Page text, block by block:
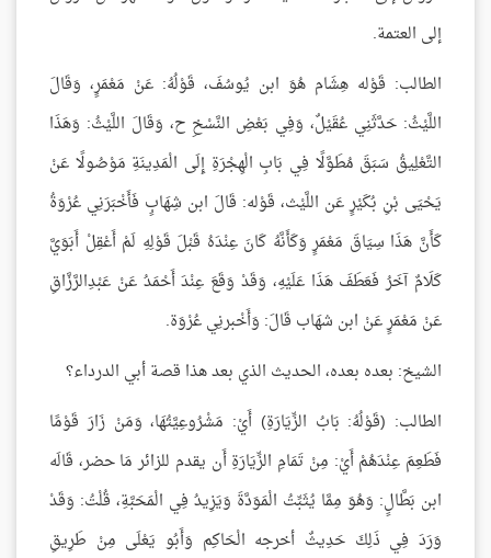
إلى العتمة.
الطالب: قَوْله هِشَام هُوَ ابن يُوسُفَ، قَوْلُهُ: عَنْ مَعْمَرٍ، وَقَالَ
اللَّيْثُ: حَدَّثَنِي عُقَيْلٌ، وَفِي بَعْضِ النَّسْخِ ح، وَقَالَ اللَّيْثُ: وَهَذَا
التَّعْلِيقُ سَبَقَ مُطَوَّلًا فِي بَابِ الْهِجْرَةِ إِلَى الْمَدِينَةِ مَوْصُولًا عَنْ
يَحْيَى بْنِ بُكَيْرٍ عَن اللَّيْث، قَوْله: قَالَ ابن شِهَابٍ فَأَخْبَرَنِي عُرْوَةُ
كَأَنَّ هَذَا سِيَاقَ مَعْمَرٍ وَكَأَنَّهُ كَانَ عِنْدَهُ قَبْلَ قَوْلِهِ لَمْ أَعْقِلْ أَبَوَيَّ
كَلَامٌ آخَرُ فَعَطَفَ هَذَا عَلَيْهِ، وَقَدْ وَقَعَ عِنْدَ أَحْمَدُ عَنْ عَبْدِالرَّزَّاقِ
عَنْ مَعْمَرٍ عَنْ ابن شهَاب قَالَ: وَأَخْبرنِي عُرْوَة.
الشيخ: بعده بعده، الحديث الذي بعد هذا قصة أبي الدرداء؟
الطالب: (قَوْلُهُ: بَابُ الزِّيَارَةِ) أَيْ: مَشْرُوعِيَّتُهَا، وَمَنْ زَارَ قَوْمًا
فَطَعِمَ عِنْدَهُمْ أَيْ: مِنْ تَمَامِ الزِّيَارَةِ أَن يقدم للزائر مَا حضر، قَالَه
ابن بَطَّالٍ: وَهُوَ مِمَّا يُثَبِّتُ الْمَوَدَّةَ وَيَزِيدُ فِي الْمَحَبَّةِ، قُلْتُ: وَقَدْ
وَرَدَ فِي ذَلِكَ حَدِيثٌ أخرجه الْحَاكِم وَأَبُو يَعْلَى مِنْ طَرِيقِ